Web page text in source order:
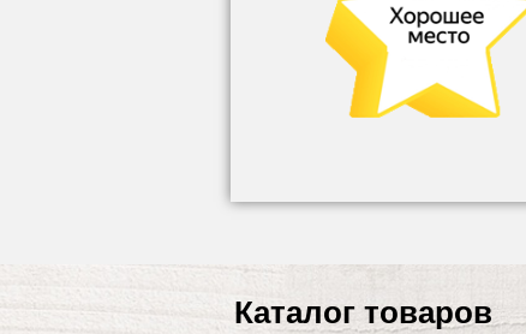
Каталог товаров